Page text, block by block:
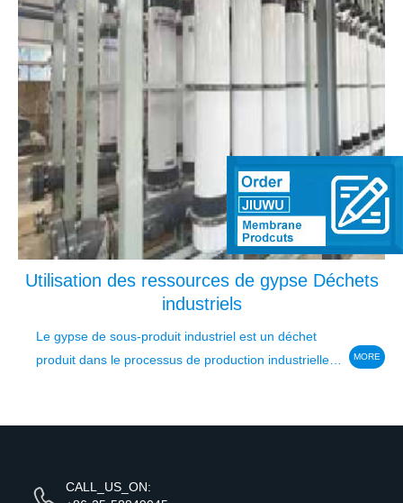
Utilisation des ressources de gypse Déchets
industriels
Le gypse de sous-produit industriel est un déchet
produit dans le processus de production industrielle.
ressources est le principal...
MORE
CALL_US_ON: